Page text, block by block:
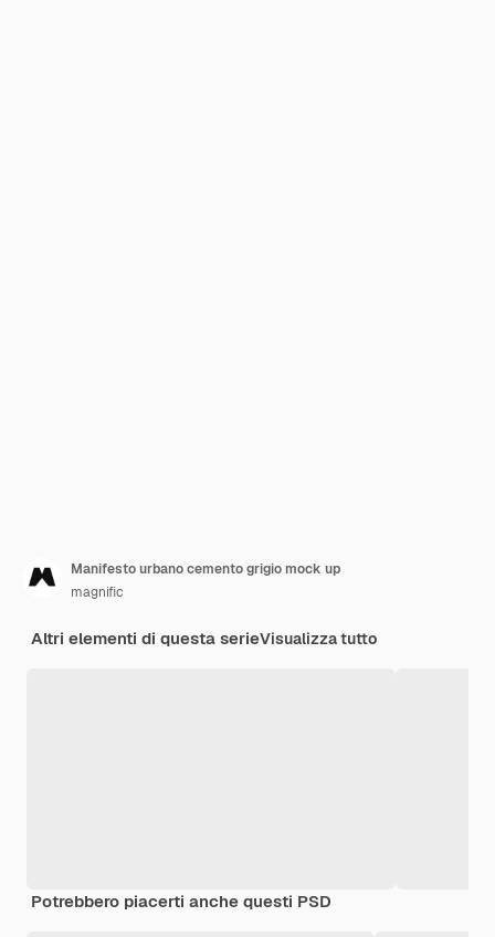
Manifesto urbano cemento grigio mock up
magnific
Altri elementi di questa serieVisualizza tutto
Potrebbero piacerti anche questi PSD